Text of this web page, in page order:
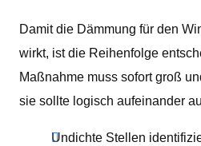
Damit die Dämmung für den
wirkt, ist die Reihenfolge
Maßnahme muss sofort groß
sie sollte logisch aufeinander
Undichte Stellen